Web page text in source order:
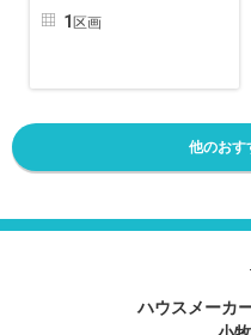
1 区画
他のおす
ハウスメーカ